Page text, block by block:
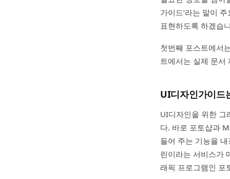
가이드’라는 말이
표현하도록 하겠습
첫번째 포스트에서
트에서는 실제 문서
UI디자인가이드
UI디자인을 위한 그
다. 바로 포토샵과
들어 주는 기능을
린이라는 서비스가
래픽 프로그램인 포